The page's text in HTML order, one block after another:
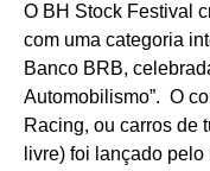
O BH Stock Festival
com uma categoria
Banco BRB,
Automobilismo”. O
Racing, ou carros de
livre) foi lançado